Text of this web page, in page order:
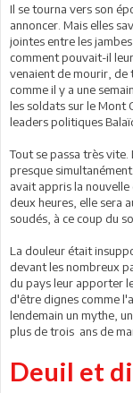
Il se tourna vers son
annoncer. Mais elles
jointes entre les
comment pouvait-il
venaient de mourir, de
comme il y a une
les soldats sur le Mont
leaders politiques
Tout se passa très
presque
avait appris la
deux heures, elle sera
soudés, à ce coup du
La douleur était
devant les nombreux
du pays leur apporter
d'être dignes comme
lendemain un mythe,
plus de trois ans de
Deuil et